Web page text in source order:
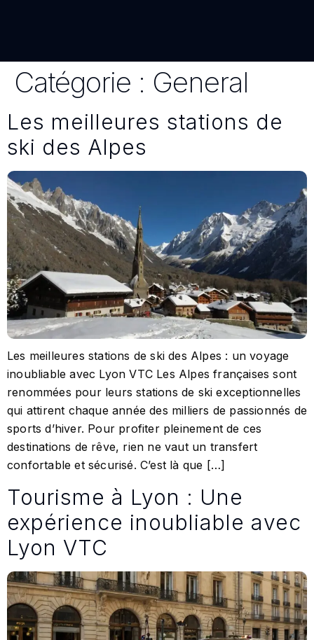
Catégorie : General
Les meilleures stations de
ski des Alpes
Les meilleures stations de ski des Alpes : un voyage
inoubliable avec Lyon VTC Les Alpes françaises sont
renommées pour leurs stations de ski exceptionnelles
qui attirent chaque année des milliers de passionnés de
sports d’hiver. Pour profiter pleinement de ces
destinations de rêve, rien ne vaut un transfert
confortable et sécurisé. C’est là que […]
Tourisme à Lyon : Une
expérience inoubliable avec
Lyon VTC